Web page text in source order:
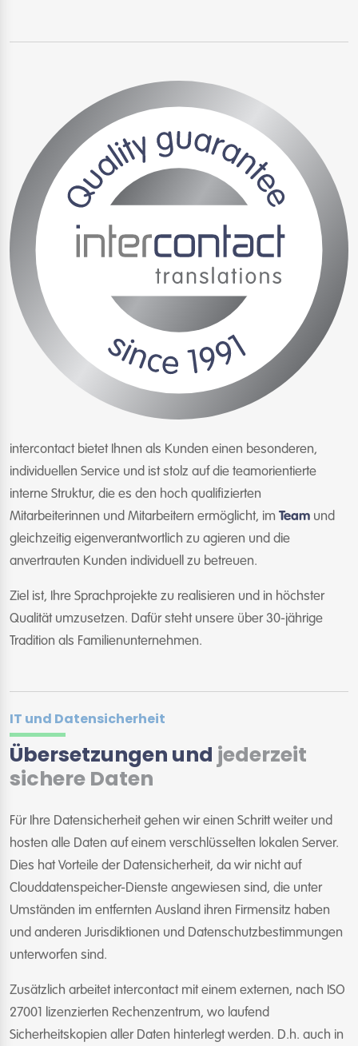
intercontact bietet Ihnen als Kunden einen besonderen,
individuellen Service und ist stolz auf die teamorientierte
interne Struktur, die es den hoch qualifizierten
Mitarbeiterinnen und Mitarbeitern ermöglicht, im Team und
gleichzeitig eigenverantwortlich zu agieren und die
anvertrauten Kunden individuell zu betreuen.
Ziel ist, Ihre Sprachprojekte zu realisieren und in höchster
Qualität umzusetzen. Dafür steht unsere über 30-jährige
Tradition als Familienunternehmen.
IT und Datensicherheit
Übersetzungen und jederzeit
sichere Daten
Für Ihre Datensicherheit gehen wir einen Schritt weiter und
hosten alle Daten auf einem verschlüsselten lokalen Server.
Dies hat Vorteile der Datensicherheit, da wir nicht auf
Clouddatenspeicher-Dienste angewiesen sind, die unter
Umständen im entfernten Ausland ihren Firmensitz haben
und anderen Jurisdiktionen und Datenschutzbestimmungen
unterworfen sind.
Zusätzlich arbeitet intercontact mit einem externen, nach ISO
27001 lizenzierten Rechenzentrum, wo laufend
Sicherheitskopien aller Daten hinterlegt werden. D.h. auch in